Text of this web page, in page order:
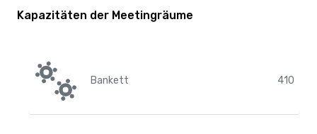
Kapazitäten der Meetingräume
Bankett 410